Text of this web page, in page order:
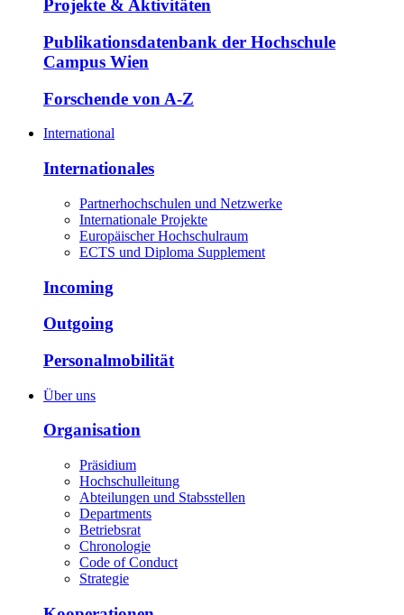
Projekte & Aktivitäten
Publikationsdatenbank der Hochschule
Campus Wien
Forschende von A-Z
International
Internationales
Partnerhochschulen und Netzwerke
Internationale Projekte
Europäischer Hochschulraum
ECTS und Diploma Supplement
Incoming
Outgoing
Personalmobilität
Über uns
Organisation
Präsidium
Hochschulleitung
Abteilungen und Stabsstellen
Departments
Betriebsrat
Chronologie
Code of Conduct
Strategie